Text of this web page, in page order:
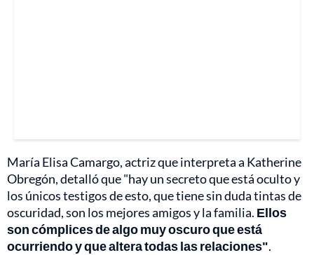
María Elisa Camargo, actriz que interpreta a Katherine
Obregón, detalló que "hay un secreto que está oculto y
los únicos testigos de esto, que tiene sin duda tintas de
oscuridad, son los mejores amigos y la familia. Ellos
son cómplices de algo muy oscuro que está
ocurriendo y que altera todas las relaciones".